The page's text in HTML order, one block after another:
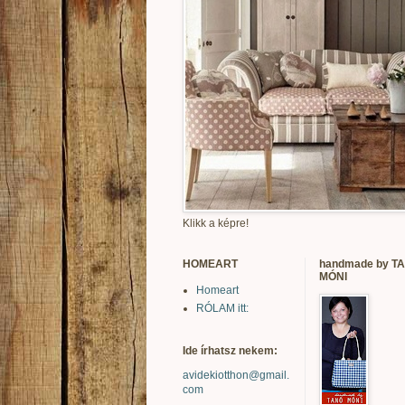
Klikk a képre!
HOMEART
Homeart
RÓLAM itt:
Ide írhatsz nekem:
avidekiotthon@gmail.
com
handmade by
MÓNI